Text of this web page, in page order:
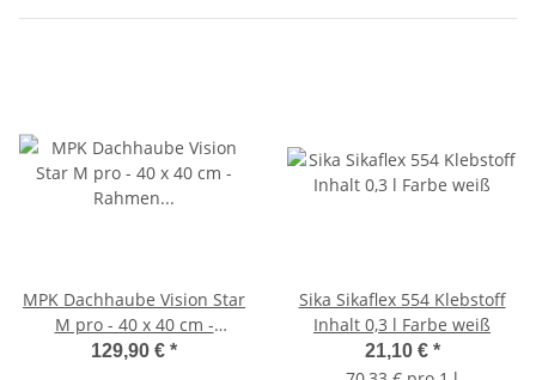
MPK Dachhaube Vision Star
M pro - 40 x 40 cm -
Rahmen weiß
129,90 € *
Sika Sikaflex 554 Klebstoff
Inhalt 0,3 l Farbe weiß
21,10 € *